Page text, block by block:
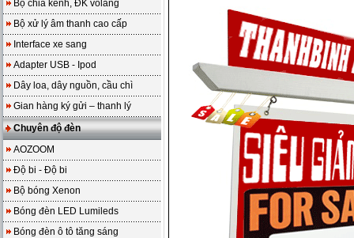
Bộ chia kênh, ĐK vôlăng
Bộ xử lý âm thanh cao cấp
Interface xe sang
Adapter USB - Ipod
Dây loa, dây nguồn, cầu chì
Gian hàng ký gửi – thanh lý
Chuyên độ đèn
AOZOOM
Độ bi - Độ bi
Bộ bóng Xenon
Bóng đèn LED Lumileds
Bóng đèn ô tô tăng sáng